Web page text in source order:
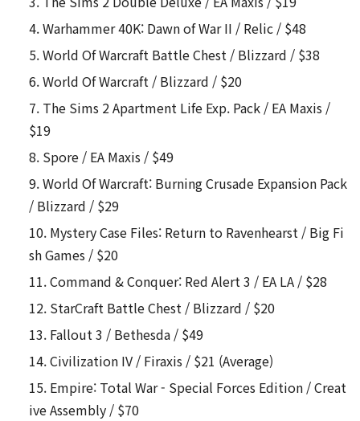
Warhammer 40K: Dawn of War II / Relic / $48
World Of Warcraft Battle Chest / Blizzard / $38
World Of Warcraft / Blizzard / $20
The Sims 2 Apartment Life Exp. Pack / EA Maxis /
$19
Spore / EA Maxis / $49
World Of Warcraft: Burning Crusade Expansion Pack
/ Blizzard / $29
Mystery Case Files: Return to Ravenhearst / Big Fi
sh Games / $20
Command & Conquer: Red Alert 3 / EA LA / $28
StarCraft Battle Chest / Blizzard / $20
Fallout 3 / Bethesda / $49
Civilization IV / Firaxis / $21 (Average)
Empire: Total War - Special Forces Edition / Creat
ive Assembly / $70